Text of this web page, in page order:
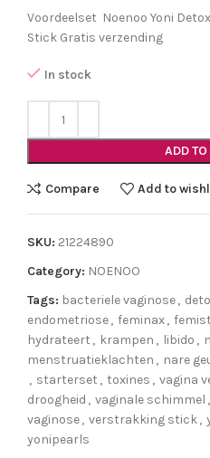
Voordeelset Noenoo Yoni
Stick Gratis verzending
In stock
ADD
Compare Add to
SKU: 21224890
Category: NOENOO
Tags: bacteriele vaginose,
endometriose, feminax,
hydrateert , krampen , libido ,
menstruatieklachten , nare
, starterset , toxines , vagina
droogheid , vaginale schimmel ,
vaginose, verstrakking stick,
yonipearls